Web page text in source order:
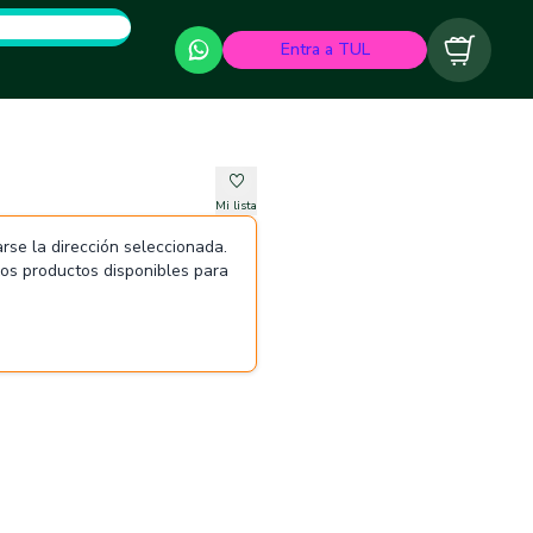
Entra a TUL Carrito
Mi lista
la dirección seleccionada.
productos disponibles para